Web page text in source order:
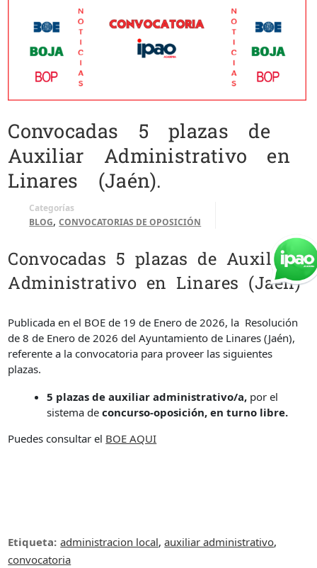
Convocadas 5 plazas de
Auxiliar Administrativo en
Linares (Jaén).
Categorías
BLOG,CONVOCATORIAS DE OPOSICIÓN
Convocadas 5 plazas de Auxiliar
Administrativo en Linares (Jaén)
Publicada en el BOE de 19 de Enero de 2026, la Resolución
de 8 de Enero de 2026 del Ayuntamiento de Linares (Jaén),
referente a la convocatoria para proveer las siguientes
plazas.
5 plazas de auxiliar administrativo/a, por el
sistema de concurso-oposición, en turno libre.
Puedes consultar el BOE AQUI
Etiqueta: administracion local,auxiliar administrativo,
convocatoria